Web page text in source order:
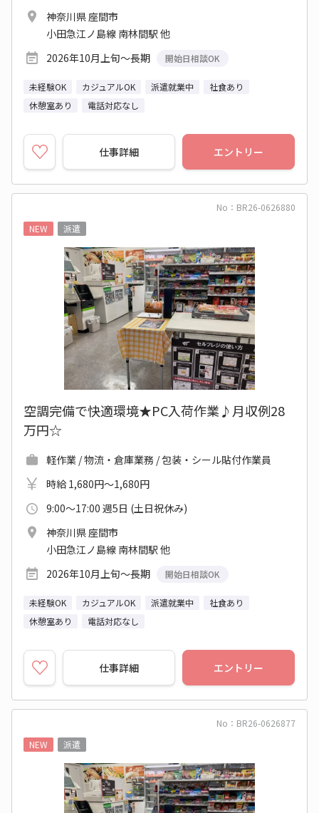
神奈川県 座間市
小田急江ノ島線 南林間駅 他
2026年10月上旬～長期
開始日相談OK
未経験OK カジュアルOK 派遣就業中
社食あり
休憩室あり
電話対応なし
仕事詳細 エントリー
No：BR26-0626880
NEW
派遣
空調完備で快適環境★PC入荷作業♪月収例28
万円☆
軽作業 / 物流・倉庫業務 / 包装・シール貼付作業員
時給 1,680円～1,680円
9:00～17:00 週5日 (土日祝休み)
神奈川県 座間市
小田急江ノ島線 南林間駅 他
2026年10月上旬～長期
開始日相談OK
未経験OK カジュアルOK 派遣就業中
社食あり
休憩室あり
電話対応なし
仕事詳細 エントリー
No：BR26-0626877
NEW
派遣